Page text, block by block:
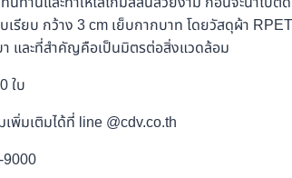
เรียบ กว้าง 3 cm เย็บกากบาท โดยวัสดุผ้า
า และที่สำคัญคือเป็นมิตรต่อสิ่งแวดล้อม
ใบ
พิ่มเติมได้ที่ line @cdv.co.th
9000